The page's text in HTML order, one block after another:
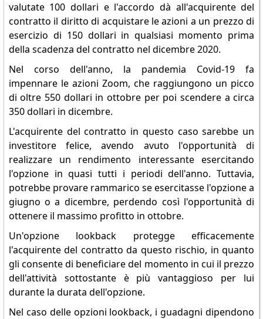
valutate 100 dollari e l'accordo dà all'acquirente del
contratto il diritto di acquistare le azioni a un prezzo di
esercizio di 150 dollari in qualsiasi momento prima
della scadenza del contratto nel dicembre 2020.
Nel corso dell'anno, la pandemia Covid-19 fa
impennare le azioni Zoom, che raggiungono un picco
di oltre 550 dollari in ottobre per poi scendere a circa
350 dollari in dicembre.
L'acquirente del contratto in questo caso sarebbe un
investitore felice, avendo avuto l'opportunità di
realizzare un rendimento interessante esercitando
l'opzione in quasi tutti i periodi dell'anno. Tuttavia,
potrebbe provare rammarico se esercitasse l'opzione a
giugno o a dicembre, perdendo così l'opportunità di
ottenere il massimo profitto in ottobre.
Un'opzione lookback protegge efficacemente
l'acquirente del contratto da questo rischio, in quanto
gli consente di beneficiare del momento in cui il prezzo
dell'attività sottostante è più vantaggioso per lui
durante la durata dell'opzione.
Nel caso delle opzioni lookback, i guadagni dipendono